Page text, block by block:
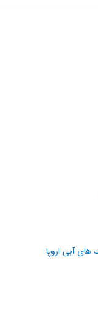
های آبی اروپا